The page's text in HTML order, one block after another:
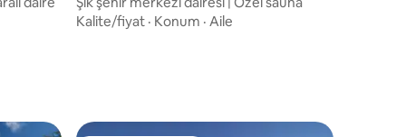
Kalite/fiyat · Konum · Aile